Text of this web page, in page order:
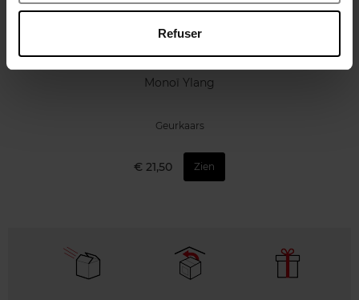
Refuser
Monoï Ylang
Geurkaars
€ 21,50 Zien